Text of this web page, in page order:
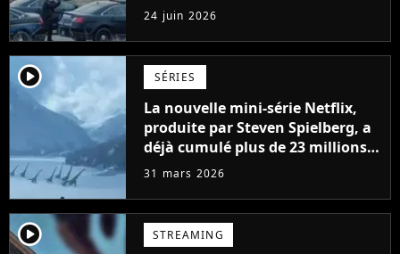
24 juin 2026
player2 SÉRIES
La nouvelle mini-série Netflix,
produite par Steven Spielberg, a
déjà cumulé plus de 23 millions
de vues
31 mars 2026
player2 STREAMING